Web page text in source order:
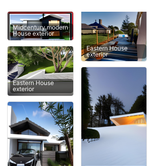
Midcentury modern
House exterior
Eastern House
exterior
Eastern House
exterior